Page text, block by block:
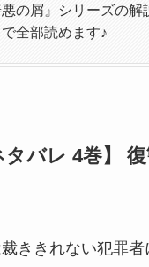
悪の屑』シリーズの解
全部読めます♪
バレ 4巻】
ききれない犯罪